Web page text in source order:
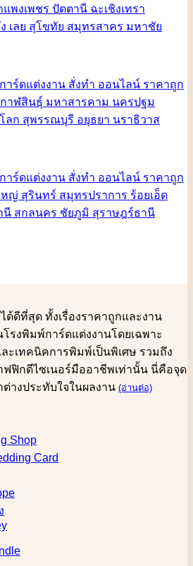
ด้ดีที่สุด ทั้งเรื่องราคาถูกและงาน
รงพิมพ์การ์ดแต่งงานโดยเฉพาะ
ะเทคนิคการพิมพ์เป็นพิเศษ รวมถึง
ฟฟิกดีไซเนอร์มืออาชีพเท่านั้น นี่คือจุด
างประทับใจในผลงาน (อ่านต่อ)
Shop
Card